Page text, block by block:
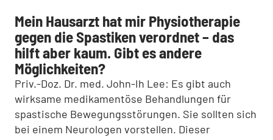
Mein Hausarzt hat mir Physiotherapie
gegen die Spastiken verordnet – das
hilft aber kaum. Gibt es andere
Möglichkeiten?
Priv.-Doz. Dr. med. John-Ih Lee: Es gibt auch
wirksame medikamentöse Behandlungen für
spastische Bewegungsstörungen. Sie sollten sich
bei einem Neurologen vorstellen. Dieser